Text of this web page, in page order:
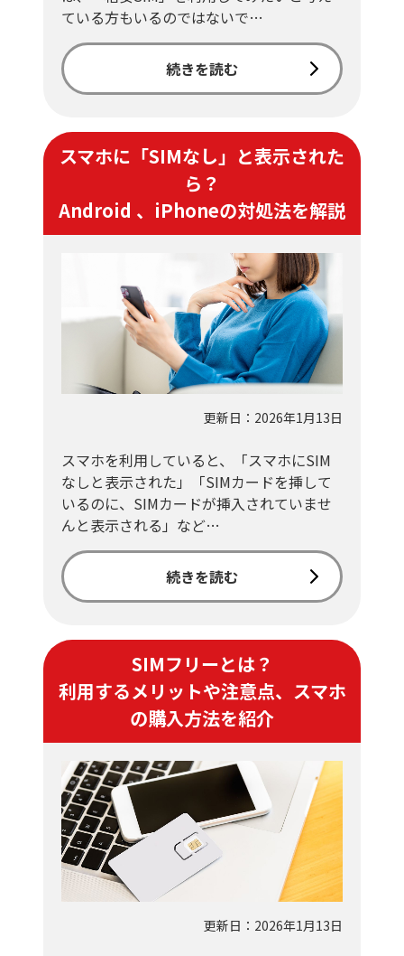
ている方もいるのではないで…
続きを読む
スマホに「SIMなし」と表示された
ら？
Android 、iPhoneの対処法を解説
更新日：2026年1月13日
スマホを利用していると、「スマホにSIM
なしと表示された」「SIMカードを挿して
いるのに、SIMカードが挿入されていませ
んと表示される」など…
続きを読む
SIMフリーとは？
利用するメリットや注意点、スマホ
の購入方法を紹介
更新日：2026年1月13日